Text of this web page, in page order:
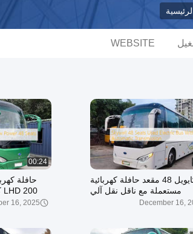
WEBSITE
سكايويل 48 مقعد حافلة كهربائية
مستعملة مع ناقل نقل آلي
December 16,
00:24
حافلة
16, 2025